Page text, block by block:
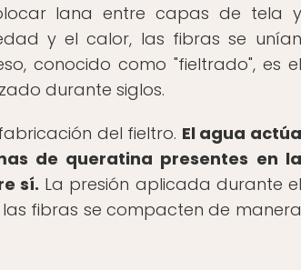
lana entre capas de tela y
y el calor, las fibras se unían
conocido como "fieltrado", es el
durante siglos.
del fieltro. El agua actúa
de queratina presentes en la
sí. La presión aplicada durante el
fibras se compacten de manera